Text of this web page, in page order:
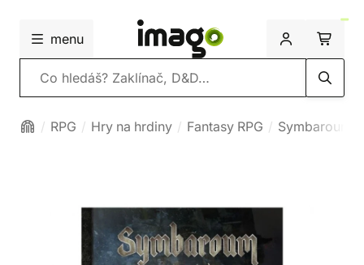
menu
Vyhledávání
RPG Hry na hrdiny Fantasy RPG Symbaroum